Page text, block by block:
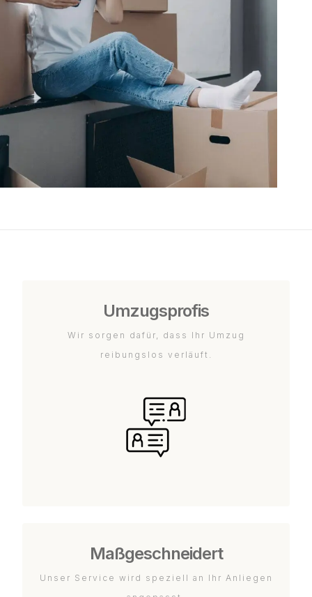
Umzugsprofis
Wir sorgen dafür, dass Ihr Umzug
reibungslos verläuft.
Maßgeschneidert
Unser Service wird speziell an Ihr Anliegen